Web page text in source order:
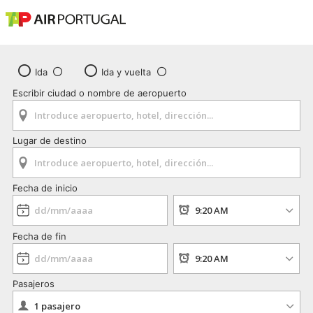
Ida
Ida y vuelta
Escribir ciudad o nombre de aeropuerto
Lugar de destino
Fecha de inicio
Fecha de fin
Pasajeros